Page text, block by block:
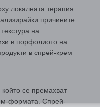
локалната терапия
причините
на
в порфолиото на
в спрей-крем
се премахват
формата. Спрей-